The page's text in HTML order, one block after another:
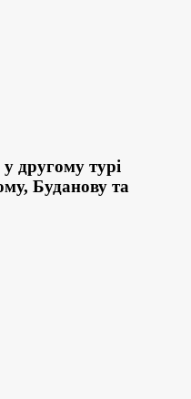
другому турі
Буданову та